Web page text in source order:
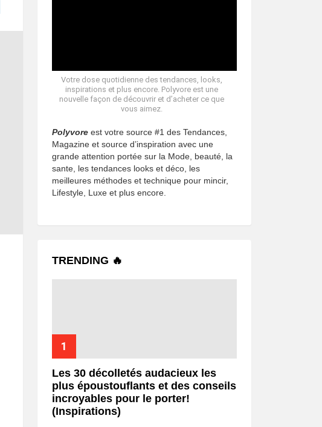
Votre dose quotidienne des tendances, looks,
inspirations et plus encore. Polyvore est une
nouvelle façon de découvrir et d’acheter ce que
vous aimez.
Polyvore est votre source #1 des Tendances,
Magazine et source d’inspiration avec une
grande attention portée sur la Mode, beauté, la
sante, les tendances looks et déco, les
meilleures méthodes et technique pour mincir,
Lifestyle, Luxe et plus encore.
TRENDING 🔥
Les 30 décolletés audacieux les
plus époustouflants et des conseils
incroyables pour le porter!
(Inspirations)